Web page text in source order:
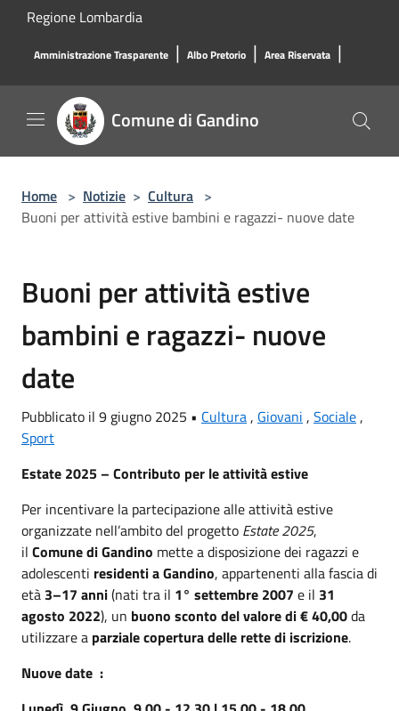
Salta al contenuto principale
Regione Lombardia
Amministrazione Trasparente | Albo Pretorio | Area Riservata |
Comune di Gandino
Home > Notizie > Cultura >
Buoni per attività estive bambini e ragazzi- nuove date
Buoni per attività estive
bambini e ragazzi- nuove
date
Pubblicato il 9 giugno 2025 • Cultura, Giovani , Sociale,
Sport
Estate 2025 – Contributo per le attività estive
Per incentivare la partecipazione alle attività estive
organizzate nell’ambito del progetto Estate 2025,
il Comune di Gandino mette a disposizione dei ragazzi e
adolescenti residenti a Gandino, appartenenti alla fascia di
età 3–17 anni(nati tra il 1° settembre 2007 e il 31
agosto 2022), un buono sconto del valore di € 40,00da
utilizzare a parziale copertura delle rette di iscrizione.
Nuove date :